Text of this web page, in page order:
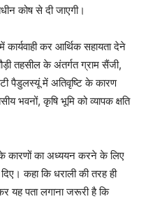
कोष से दी जाएगी।
कर आर्थिक सहायता देने
तहसील के अंतर्गत ग्राम सैंजी,
पैडुलस्यूं में अतिवृष्टि के कारण
कृषि भूमि को व्यापक क्षति
कारणों का अध्ययन करने के लिए
कहा कि धराली की तरह ही
यह पता लगाना जरूरी है कि